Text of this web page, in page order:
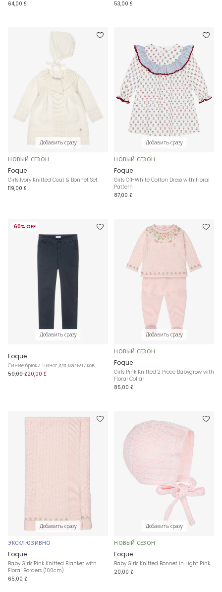
64,00 £ 53,00 £
Добавить сразу
НОВЫЙ СЕЗОН
Foque
Girls Ivory Knitted Coat & Bonnet Set
119,00 £
Добавить сразу
НОВЫЙ СЕЗОН
Foque
Girls Off-White Cotton Dress with Floral
Pattern
87,00 £
60% OFF
Добавить сразу
Foque
Синие брюки чинос для мальчиков
50,00 £20,00 £
Добавить сразу
НОВЫЙ СЕЗОН
Foque
Girls Pink Knitted 2 Piece Babygrow with
Floral Collar
85,00 £
Добавить сразу
ЭКСКЛЮЗИВНО
Foque
Baby Girls Pink Knitted Blanket with
Floral Borders (100cm)
65,00 £
Добавить сразу
НОВЫЙ СЕЗОН
Foque
Baby Girls Knitted Bonnet in Light Pink
20,00 £